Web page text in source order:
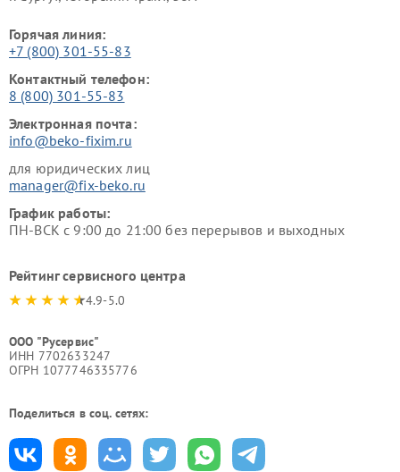
Горячая линия:
+7 (800) 301-55-83
Контактный телефон:
8 (800) 301-55-83
Электронная почта:
info@beko-fixim.ru
для юридических лиц
manager@fix-beko.ru
График работы:
ПН-ВСК с 9:00 до 21:00 без перерывов и выходных
Рейтинг сервисного центра
4.9-5.0
ООО "Русервис"
ИНН 7702633247
ОГРН 1077746335776
Поделиться в соц. сетях: